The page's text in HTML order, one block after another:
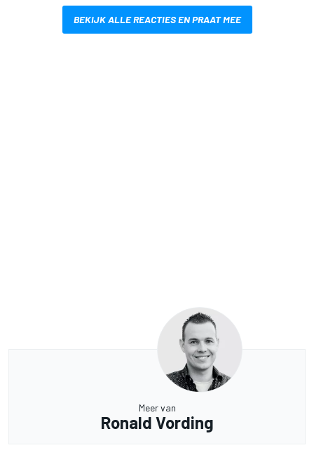
BEKIJK ALLE REACTIES EN PRAAT MEE
Meer van
Ronald Vording